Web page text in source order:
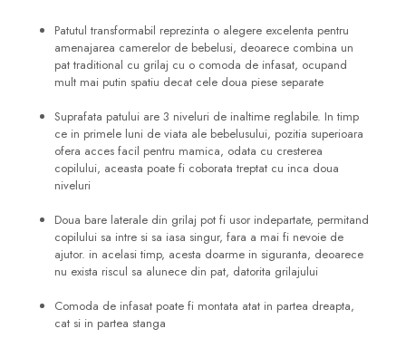
Patutul transformabil reprezinta o alegere excelenta pentru
amenajarea camerelor de bebelusi, deoarece combina un
pat traditional cu grilaj cu o comoda de infasat, ocupand
mult mai putin spatiu decat cele doua piese separate
Suprafata patului are 3 niveluri de inaltime reglabile. In timp
ce in primele luni de viata ale bebelusului, pozitia superioara
ofera acces facil pentru mamica, odata cu cresterea
copilului, aceasta poate fi coborata treptat cu inca doua
niveluri
Doua bare laterale din grilaj pot fi usor indepartate, permitand
copilului sa intre si sa iasa singur, fara a mai fi nevoie de
ajutor. in acelasi timp, acesta doarme in siguranta, deoarece
nu exista riscul sa alunece din pat, datorita grilajului
Comoda de infasat poate fi montata atat in partea dreapta,
cat si in partea stanga